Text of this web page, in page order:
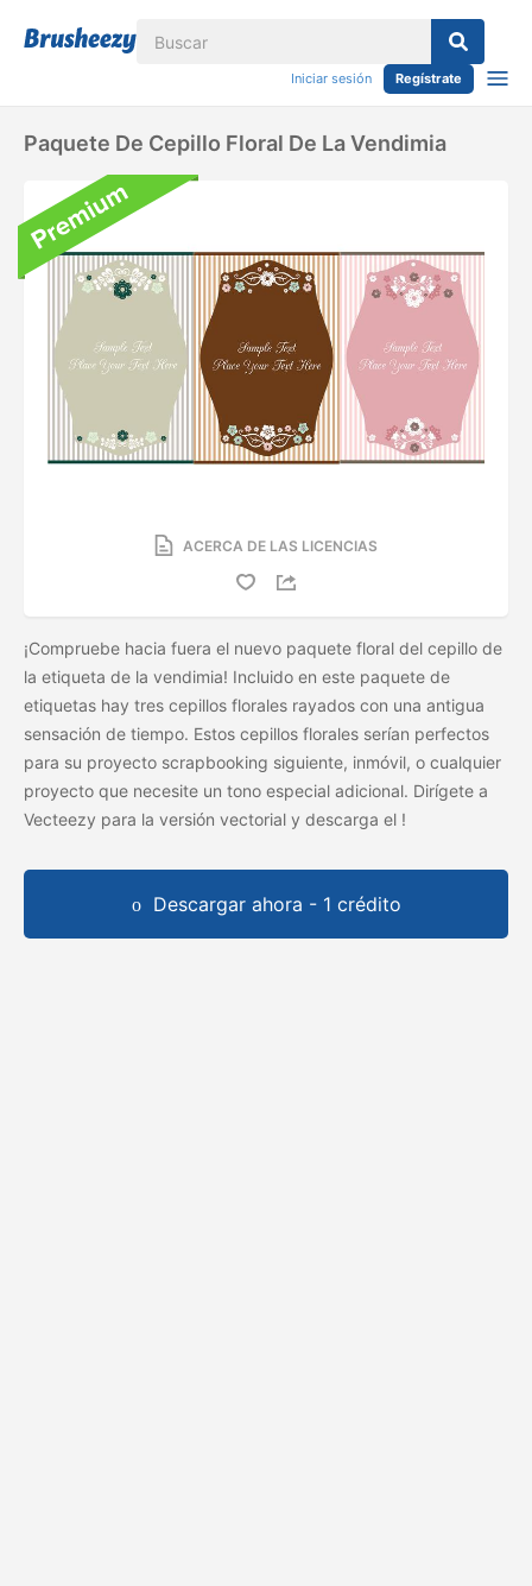
Iniciar sesión Regístrate
Paquete De Cepillo Floral De La Vendimia
ACERCA DE LAS LICENCIAS
¡Compruebe hacia fuera el nuevo paquete floral del cepillo de
la etiqueta de la vendimia! Incluido en este paquete de
etiquetas hay tres cepillos florales rayados con una antigua
sensación de tiempo. Estos cepillos florales serían perfectos
para su proyecto scrapbooking siguiente, inmóvil, o cualquier
proyecto que necesite un tono especial adicional. Dirígete a
Vecteezy para la versión vectorial y descarga el !
Descargar ahora - 1 crédito